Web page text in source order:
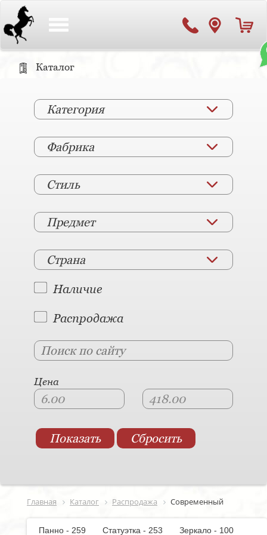
Каталог
Категория
Фабрика
Стиль
Предмет
Страна
Наличие
Распродажа
Цена
Главная Каталог Распродажа Современный
Панно - 259 Статуэтка - 253
Зеркало - 100